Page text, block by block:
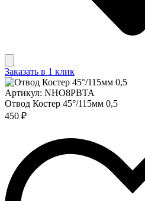
Заказать в 1 клик
Артикул: NHO8PBTA
Отвод Костер 45°/115мм 0,5
450 ₽